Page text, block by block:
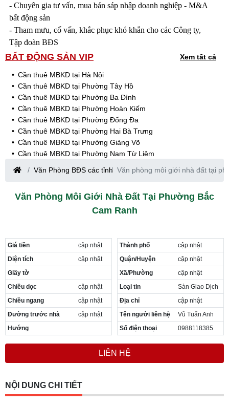
- Chuyên gia tư vấn, mua bán sáp nhập doanh nghiệp - M&A
bất động sản
- Tham mưu, cố vấn, khắc phục khó khắn cho các Công ty,
Tập đoàn BĐS
BẤT ĐỘNG SẢN VIP Xem tất cả
Cần thuê MBKD tại Hà Nội
Cần thuê MBKD tại Phường Tây Hồ
Cần thuê MBKD tại Phường Ba Đình
Cần thuê MBKD tại Phường Hoàn Kiếm
Cần thuê MBKD tại Phường Đống Đa
Cần thuê MBKD tại Phường Hai Bà Trưng
Cần thuê MBKD tại Phường Giảng Võ
Cần thuê MBKD tại Phường Nam Từ Liêm
Cần thuê MBKD tại Phường Cầu Giấy
Cần thuê MBKD tại Phường Thanh Xuân
Cần thuê MBKD tại Phường Hà Đông
Cần thuê MBKD tại Phường Hoàng Mai
Cần thuê MBKD tại Phường Nghĩa Độ
Cần thuê MBKD tại Phường Phương Liệt
Cần thuê MBKD tại Phường Khương Đình
Cần thuê MBKD tại Phường Yên Sở
Cần thuê MBKD tại Phường Hoàng Liệt
Cần thuê MBKD tại Phường Định Công
Cần thuê MBKD tại Phường Tương Mai
Cần thuê MBKD tại Phường Vĩnh Hưng
Cần thuê MBKD tại Phường Lĩnh Nam
Cần thuê MBKD tại Phường Hồng Hà
Cần thuê MBKD tại Phường Láng
Cần thuê MBKD tại Phường Kim Liên
Cần thuê MBKD tại Phường Bạch Mai
Văn Phòng BĐS các tỉnh Văn phòng môi giới nhà đất tại
Văn Phòng Môi Giới Nhà Đất Tại Phường Bắc
Cam Ranh
Giá tiền
cập nhật
Diện tích
cập nhật
Giấy tờ
Chiều dọc
cập nhật
Chiều ngang
cập nhật
Đường trước nhà
cập nhật
Hướng
Thành phố
cập nhật
Quận/Huyện
cập nhật
Xã/Phường
cập nhật
Loại tin
Sàn Giao Dịch
Địa chỉ
cập nhật
Tên người liên hệ
Vũ Tuấn Anh
Số điện thoại
0988118385
LIÊN HỆ
NỘI DUNG CHI TIẾT